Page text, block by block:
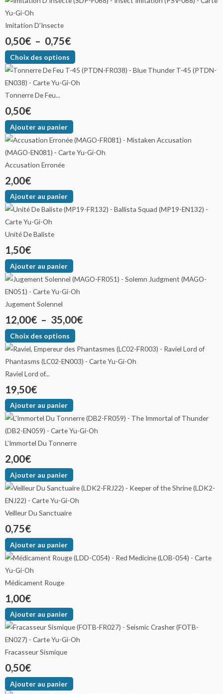
Imitation D’Insecte
0,50€ – 0,75€
Choix des options
Tonnerre De Feu...
0,50€
Ajouter au panier
Accusation Erronée
2,00€
Ajouter au panier
Unité De Baliste
1,50€
Ajouter au panier
Jugement Solennel
12,00€ – 35,00€
Choix des options
Raviel Lord of...
19,50€
Ajouter au panier
L’Immortel Du Tonnerre
2,00€
Ajouter au panier
Veilleur Du Sanctuaire
0,75€
Ajouter au panier
Médicament Rouge
1,00€
Ajouter au panier
Fracasseur Sismique
0,50€
Ajouter au panier